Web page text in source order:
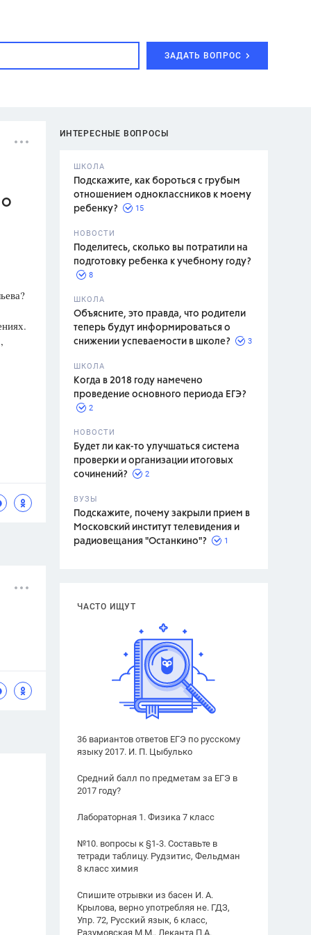
ЗАДАТЬ ВОПРОС
ИНТЕРЕСНЫЕ ВОПРОСЫ
ШКОЛА
Подскажите, как бороться с грубым
отношением одноклассников к моему
ребенку?
15
НОВОСТИ
Поделитесь, сколько вы потратили на
подготовку ребенка к учебному году?
8
ШКОЛА
Объясните, это правда, что родители
теперь будут информироваться о
снижении успеваемости в школе?
3
ШКОЛА
Когда в 2018 году намечено
проведение основного периода ЕГЭ?
2
НОВОСТИ
Будет ли как-то улучшаться система
проверки и организации итоговых
сочинений?
2
ВУЗЫ
Подскажите, почему закрыли прием в
Московский институт телевидения и
радиовещания "Останкино"?
1
ЧАСТО ИЩУТ
36 вариантов ответов ЕГЭ по русскому
языку 2017. И. П. Цыбулько
Средний балл по предметам за ЕГЭ в
2017 году?
Лабораторная 1. Физика 7 класс
№10. вопросы к §1-3. Составьте в
тетради таблицу. Рудзитис, Фельдман
8 класс химия
Спишите отрывки из басен И. А.
Крылова, верно употребляя не. ГДЗ,
Упр. 72, Русский язык, 6 класс,
Разумовская М.М., Леканта П.А.
О